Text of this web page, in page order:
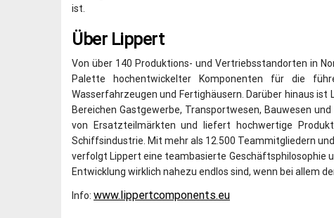
ist.
Über Lippert
Von über 140 Produktions- und Vertriebsstandorten in
Palette hochentwickelter Komponenten für die
Wasserfahrzeugen und Fertighäusern. Darüber hinaus
Bereichen Gastgewerbe, Transportwesen, Bauwesen
von Ersatzteilmärkten und liefert hochwertige
Schiffsindustrie. Mit mehr als 12.500 Teammitgliedern
verfolgt Lippert eine teambasierte Geschäftsphilosophie
Entwicklung wirklich nahezu endlos sind, wenn bei allem
Info: www.lippertcomponents.eu